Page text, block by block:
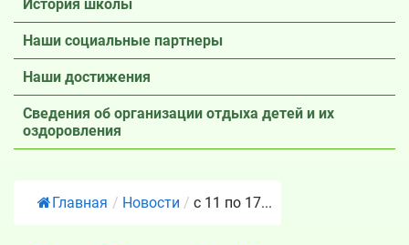
История школы
Наши социальные партнеры
Наши достижения
Сведения об организации отдыха детей и их
оздоровления
Главная / Новости / с 11 по 17...